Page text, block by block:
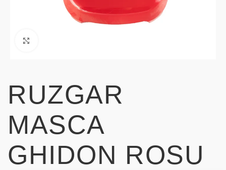
RUZGAR
MASCA
GHIDON ROSU